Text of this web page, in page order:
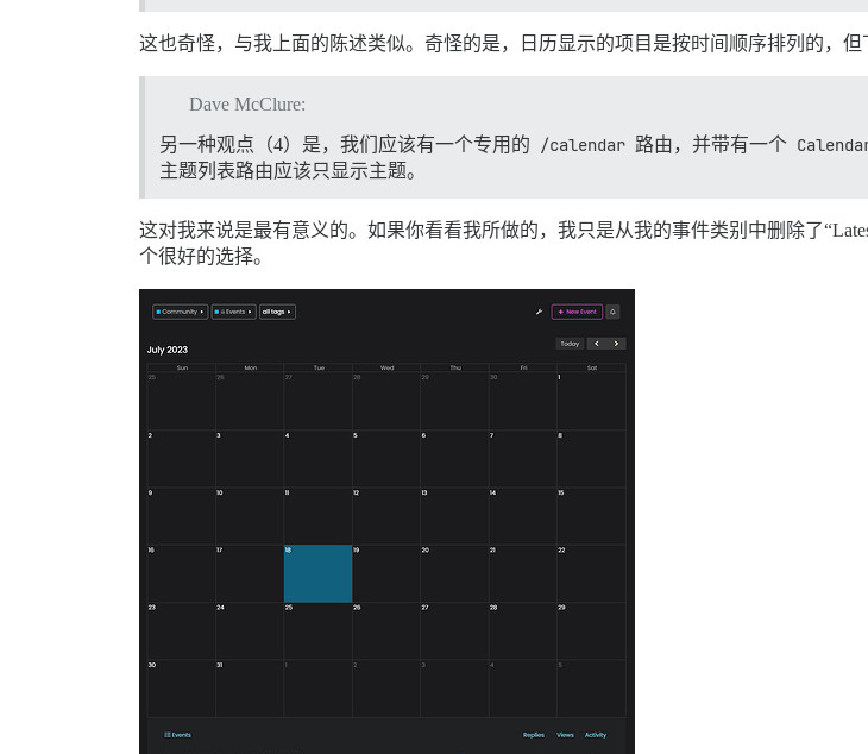
这也奇怪，与我上面的陈述类似。奇怪的是，日历显示的项目是按时间顺序排列的，但
Dave McClure:
另一种观点（4）是，我们应该有一个专用的
/calendar 路由，并带有一个
主题列表路由应该只显示主题。
这对我来说是最有意义的。如果你看看我所做的，我只是从我的事件类别中删除了
个很好的选择。